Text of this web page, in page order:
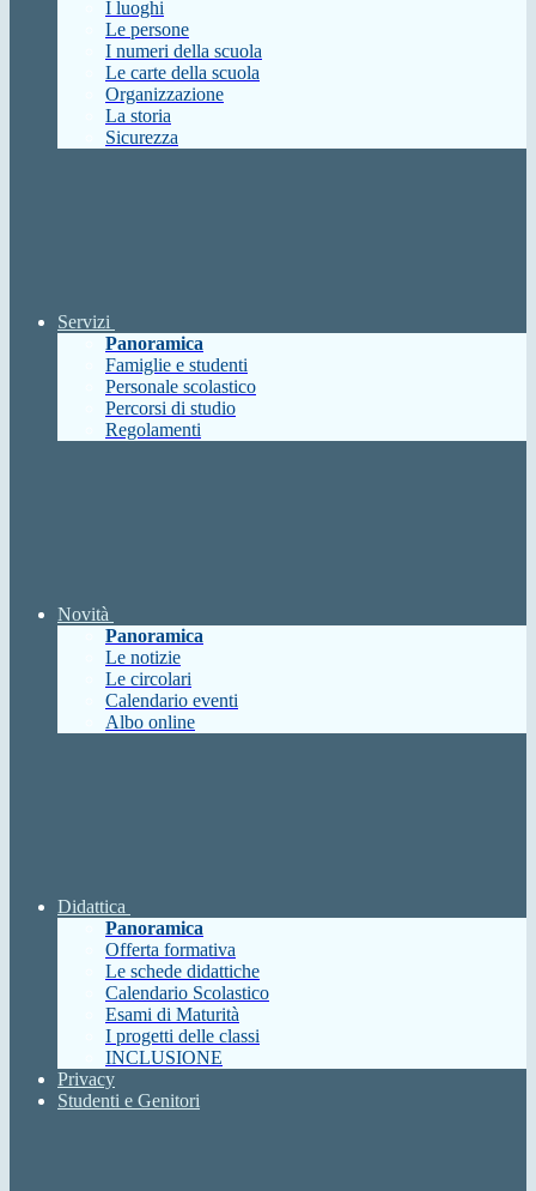
I luoghi
Le persone
I numeri della scuola
Le carte della scuola
Organizzazione
La storia
Sicurezza
Servizi
Panoramica
Famiglie e studenti
Personale scolastico
Percorsi di studio
Regolamenti
Novità
Panoramica
Le notizie
Le circolari
Calendario eventi
Albo online
Didattica
Panoramica
Offerta formativa
Le schede didattiche
Calendario Scolastico
Esami di Maturità
I progetti delle classi
INCLUSIONE
Privacy
Studenti e Genitori